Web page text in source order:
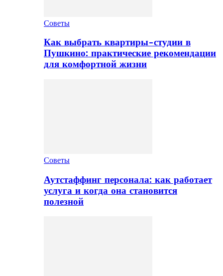
Советы
Как выбрать квартиры-студии в
Пушкино: практические рекомендации
для комфортной жизни
Советы
Аутстаффинг персонала: как работает
услуга и когда она становится
полезной